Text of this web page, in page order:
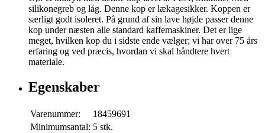
silikonegreb og låg. Denne kop er lækagesikker. Koppen er
særligt godt isoleret. På grund af sin lave højde passer denne
kop under næsten alle standard kaffemaskiner. Det er lige
meget, hvilken kop du i sidste ende vælger; vi har over 75 års
erfaring og ved præcis, hvordan vi skal håndtere hvert
materiale.
Egenskaber
Varenummer:
18459691
Minimumsantal: 5 stk.